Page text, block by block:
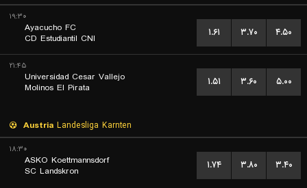
۱۹:۳۰
Ayacucho FC
CD Estudiantil CNI
۱.۶۱ ۳.۷۰ ۴.۵۰
۲۱:۴۵
Universidad Cesar Vallejo
Molinos El Pirata
۱.۵۱ ۳.۶۰ ۵.۰۰
Austria Landesliga Karnten
۱۸:۳۰
ASKO Koettmannsdorf
SC Landskron
۱.۷۴ ۳.۸۰ ۳.۴۰